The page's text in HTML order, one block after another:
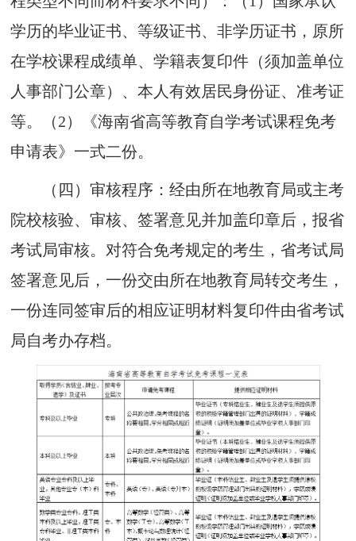
学历的毕业证书、等级证书、非学历证书，原所
在学校课程成绩单、学籍表复印件（须加盖单位
人事部门公章）、本人有效居民身份证、准考证
等。（2）《海南省高等教育自学考试课程免考
申请表》一式二份。
（四）审核程序 ：经由所在地教育局或主考
院校核验、审核、签署意见并加盖印章后，报省
考试局审核。对符合免考规定的考生，省考试局
签署意见后 ， 一份交由所在地教育局转交考生 ，
一份连同签审后的相应证明材料复印件由省考试
局自考办存档。